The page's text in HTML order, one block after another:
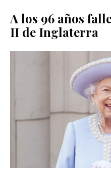
A los 96 años
II de Inglaterra